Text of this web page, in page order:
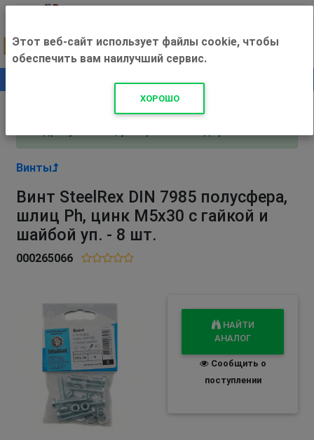
+500 ₽
Внимание! С 3 августа магазин работает по
Винты
Винт SteelRex DIN 7985 полусфера,
шлиц Ph, цинк М5х30 с гайкой и
шайбой уп. - 8 шт.
000265066
НАЙТИ
АНАЛОГ
Сообщить о
поступлении
Этот веб-сайт использует файлы cookie, чтобы
обеспечить вам наилучший сервис.
ХОРОШО